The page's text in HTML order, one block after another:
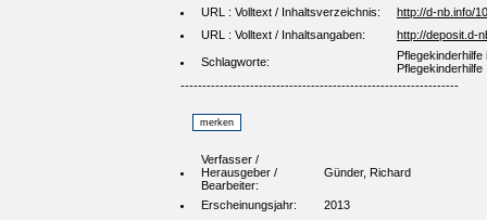
URL : Volltext / Inhaltsverzeichnis:
http://d-nb.info/
URL : Volltext / Inhaltsangaben:
http://deposit.d-
Schlagworte:
Pflegekinderhilfe
----------------------------------------------------------------
Verfasser /
Herausgeber /
Bearbeiter:
Günder, Richard
Erscheinungsjahr:
2013